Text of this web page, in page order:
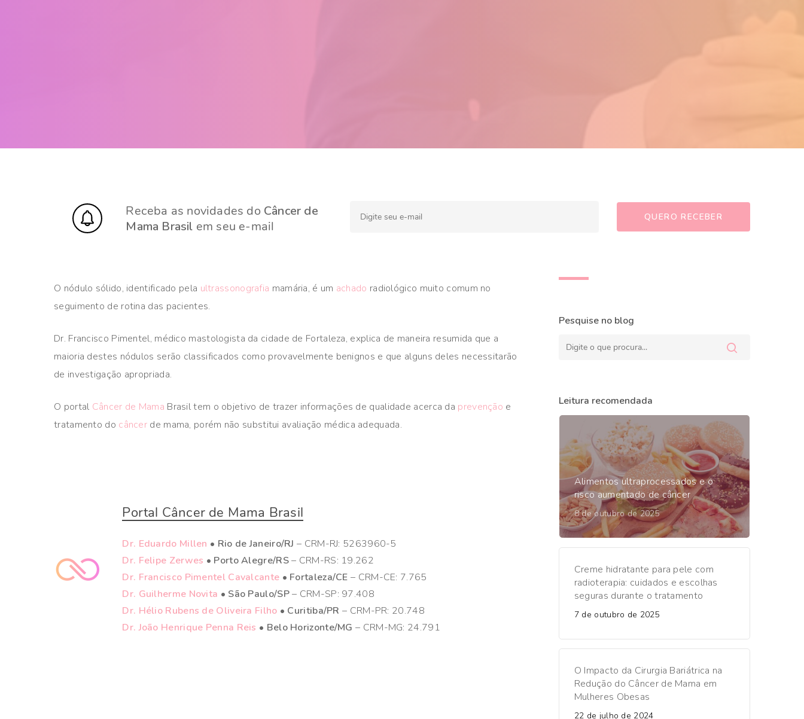
Receba as novidades do Câncer de
Mama Brasil em seu e-mail
O nódulo sólido, identificado pela ultrassonografia mamária, é um achado radiológico muito comum no
seguimento de rotina das pacientes. ​
Dr. Francisco Pimentel, médico mastologista da cidade de Fortaleza, explica de maneira resumida que a
maioria destes nódulos serão classificados como provavelmente benignos e que alguns deles necessitarão
de investigação apropriada.​
O portal Câncer de Mama Brasil tem o objetivo de trazer informações de qualidade acerca da prevenção e
tratamento do câncer de mama, porém não substitui avaliação médica adequada.​
Portal Câncer de Mama Brasil
Dr. Eduardo Millen • Rio de Janeiro/RJ – CRM-RJ: 5263960-5
Dr. Felipe Zerwes • Porto Alegre/RS– CRM-RS: 19.262
Dr. Francisco Pimentel Cavalcante • Fortaleza/CE – CRM-CE: 7.765
Dr. Guilherme Novita • São Paulo/SP– CRM-SP: 97.408
Dr. Hélio Rubens de Oliveira Filho • Curitiba/PR – CRM-PR: 20.748
Dr. João Henrique Penna Reis • Belo Horizonte/MG – CRM-MG: 24.791
Pesquise no blog
Leitura recomendada
Alimentos ultraprocessados e o
risco aumentado de câncer
8 de outubro de 2025
Creme hidratante para pele com
radioterapia: cuidados e escolhas
seguras durante o tratamento
7 de outubro de 2025
O Impacto da Cirurgia Bariátrica na
Redução do Câncer de Mama em
Mulheres Obesas
22 de julho de 2024